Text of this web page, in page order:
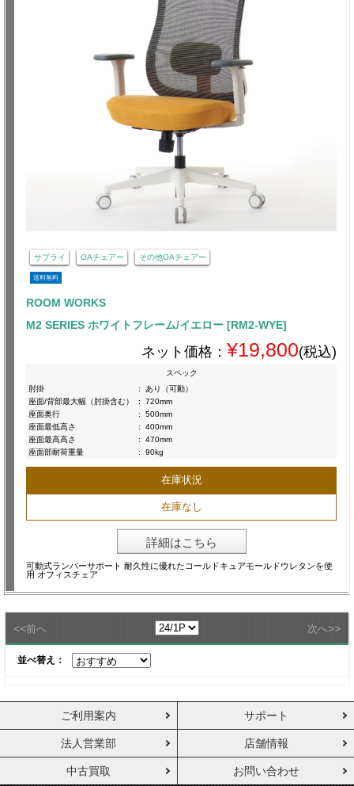
サプライ OAチェアー その他OAチェアー
送料無料
ROOM WORKS
M2 SERIES ホワイトフレーム/イエロー [RM2-WYE]
ネット価格： ¥19,800(税込)
スペック
肘掛
:
あり（可動）
座面/背部最大幅（肘掛含む）
:
720mm
座面奥行
:
500mm
座面最低高さ
:
400mm
座面最高高さ
:
470mm
座面部耐荷重量
: 90kg
在庫状況
在庫なし
詳細はこちら
可動式ランバーサポート 耐久性に優れたコールドキュアモールドウレタンを使
用 オフィスチェア
<<前へ 次へ>>
並べ替え：
ご利用案内 サポート
法人営業部 店舗情報
中古買取 お問い合わせ